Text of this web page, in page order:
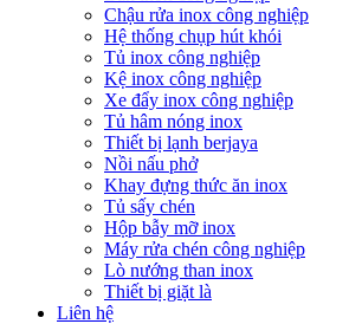
Chậu rửa inox công nghiệp
Hệ thống chụp hút khói
Tủ inox công nghiệp
Kệ inox công nghiệp
Xe đẩy inox công nghiệp
Tủ hâm nóng inox
Thiết bị lạnh berjaya
Nồi nấu phở
Khay đựng thức ăn inox
Tủ sấy chén
Hộp bẫy mỡ inox
Máy rửa chén công nghiệp
Lò nướng than inox
Thiết bị giặt là
Liên hệ